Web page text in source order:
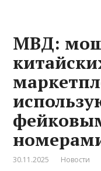
МВД:
30.11.2025 Новости